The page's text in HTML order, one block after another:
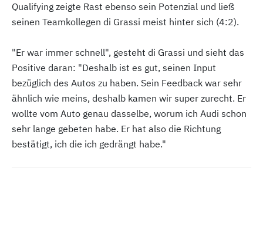
Qualifying zeigte Rast ebenso sein Potenzial und ließ
seinen Teamkollegen di Grassi meist hinter sich (4:2).
"Er war immer schnell", gesteht di Grassi und sieht das
Positive daran: "Deshalb ist es gut, seinen Input
bezüglich des Autos zu haben. Sein Feedback war sehr
ähnlich wie meins, deshalb kamen wir super zurecht. Er
wollte vom Auto genau dasselbe, worum ich Audi schon
sehr lange gebeten habe. Er hat also die Richtung
bestätigt, ich die ich gedrängt habe."